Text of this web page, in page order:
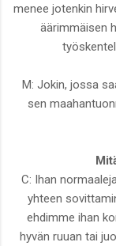
menee jotenkin
äärimmäisen
M: Jokin, jossa
sen
C: Ihan
yhteen
ehdimme ihan
hyvän ruuan tai